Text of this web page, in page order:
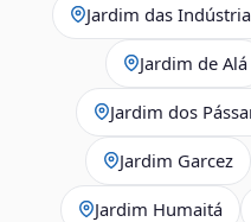
Jardim das
Jardim de Alá
Jardim dos
Jardim Garcez
Jardim Humaitá